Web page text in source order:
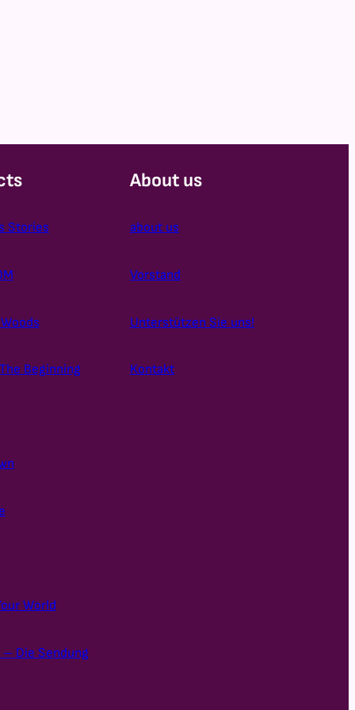
Stories
Beginning
World
– Die Sendung
About us
about us
Vorstand
Unterstützen Sie uns!
Kontakt